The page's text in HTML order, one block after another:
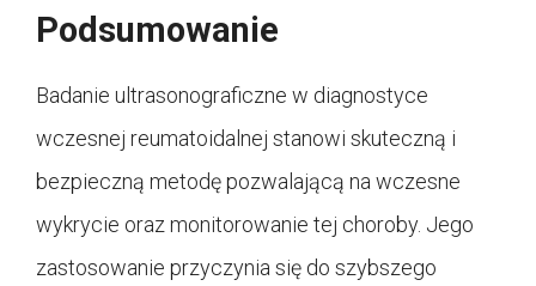
Podsumowanie
Badanie ultrasonograficzne w diagnostyce
wczesnej reumatoidalnej stanowi skuteczną i
bezpieczną metodę pozwalającą na wczesne
wykrycie oraz monitorowanie tej choroby. Jego
zastosowanie przyczynia się do szybszego